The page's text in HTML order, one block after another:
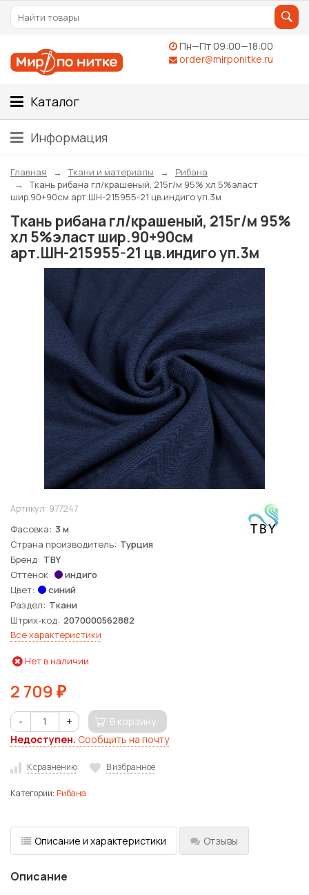
Пн—Пт 09:00—18:00
order@mirponitke.ru
Каталог
Информация
Главная Ткани и материалы
Рибана
Ткань рибана гл/крашеный, 215г/м 95% хл 5%эласт
шир.90+90см арт.ШН-215955-21 цв.индиго уп.3м
Ткань рибана гл/крашеный, 215г/м 95%
хл 5%эласт шир.90+90см
арт.ШН-215955-21 цв.индиго уп.3м
Артикул: 977247
Фасовка
3 м
Страна производитель Турция
Бренд TBY
Оттенок
индиго
Цвет
синий
Раздел
Ткани
Штрих-код 2070000562882
Все характеристики
Нет в наличии
2 709 ₽
- +
В корзину
Недоступен. Сообщить на почту
К сравнению В избранное
Категории: Рибана
Описание и характеристики Отзывы
Описание